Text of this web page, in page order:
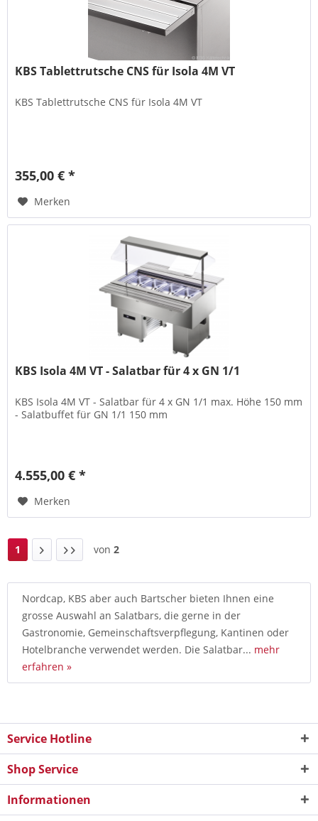
KBS Tablettrutsche CNS für Isola 4M VT
KBS Tablettrutsche CNS für Isola 4M VT
355,00 € *
Merken
KBS Isola 4M VT - Salatbar für 4 x GN 1/1
KBS Isola 4M VT - Salatbar für 4 x GN 1/1 max. Höhe 150 mm
- Salatbuffet für GN 1/1 150 mm
4.555,00 € *
Merken
1 von 2
Nordcap, KBS aber auch Bartscher bieten Ihnen eine
grosse Auswahl an Salatbars, die gerne in der
Gastronomie, Gemeinschaftsverpflegung, Kantinen oder
Hotelbranche verwendet werden. Die Salatbar... mehr
erfahren »
Service Hotline
Shop Service
Informationen